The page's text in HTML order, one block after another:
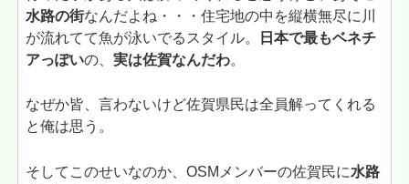
水路の街なんだよね・・・住宅地の中を縦横無尽に川
が流れてて魚が泳いでるスタイル。
日本で最もベネチ
アっぽいの、実は佐賀なんだわ。
なぜか皆、言わないけど佐賀県民は全員解ってくれる
と俺は思う。
そしてこのせいなのか、OSMメンバーの佐賀民に水路